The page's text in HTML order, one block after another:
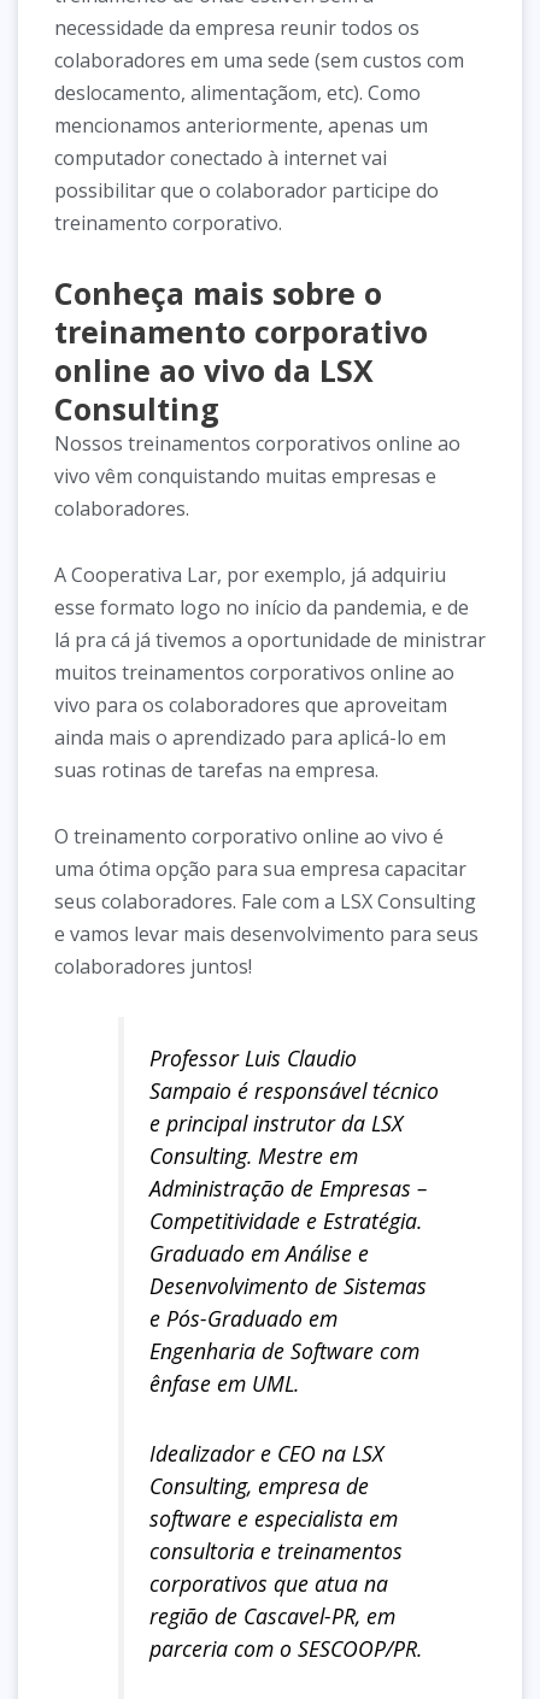
necessidade da empresa reunir todos os
colaboradores em uma sede (sem custos com
deslocamento, alimentaçãom, etc). Como
mencionamos anteriormente, apenas um
computador conectado à internet vai
possibilitar que o colaborador participe do
treinamento corporativo.
Conheça mais sobre o
treinamento corporativo
online ao vivo da LSX
Consulting
Nossos treinamentos corporativos online ao
vivo vêm conquistando muitas empresas e
colaboradores.
A Cooperativa Lar, por exemplo, já adquiriu
esse formato logo no início da pandemia, e de
lá pra cá já tivemos a oportunidade de ministrar
muitos treinamentos corporativos online ao
vivo para os colaboradores que aproveitam
ainda mais o aprendizado para aplicá-lo em
suas rotinas de tarefas na empresa.
O treinamento corporativo online ao vivo é
uma ótima opção para sua empresa capacitar
seus colaboradores. Fale com a LSX Consulting
e vamos levar mais desenvolvimento para seus
colaboradores juntos!
Professor Luis Claudio
Sampaio é responsável técnico
e principal instrutor da LSX
Consulting. Mestre em
Administração de Empresas –
Competitividade e Estratégia.
Graduado em Análise e
Desenvolvimento de Sistemas
e Pós-Graduado em
Engenharia de Software com
ênfase em UML.
Idealizador e CEO na LSX
Consulting, empresa de
software e especialista em
consultoria e treinamentos
corporativos que atua na
região de Cascavel-PR, em
parceria com o SESCOOP/PR.